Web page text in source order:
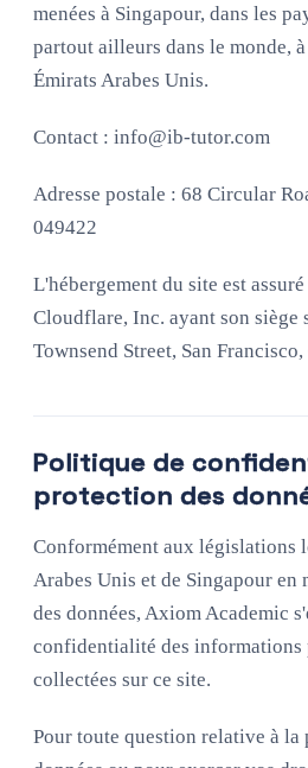
menées à Singapour, dans les
partout ailleurs dans le monde,
Émirats Arabes Unis.
Contact : info@ib-tutor.com
Adresse postale : 68 Circular
049422
L'hébergement du site est
Cloudflare, Inc. ayant son siège
Townsend Street, San
Politique de
protection des
Conformément aux législations
Arabes Unis et de Singapour en
des données, Axiom Academic
confidentialité des informations
collectées sur ce site.
Pour toute question relative à la